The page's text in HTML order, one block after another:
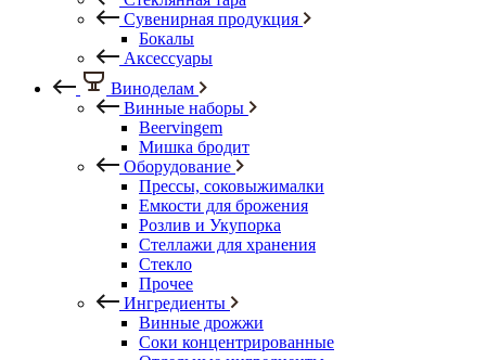
Сувенирная продукция
Бокалы
Аксессуары
Виноделам
Винные наборы
Beervingem
Мишка бродит
Оборудование
Прессы, соковыжималки
Емкости для брожения
Розлив и Укупорка
Стеллажи для хранения
Стекло
Прочее
Ингредиенты
Винные дрожжи
Соки концентрированные